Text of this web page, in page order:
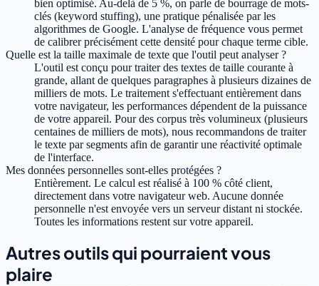
bien optimisé. Au-delà de 5 %, on parle de bourrage de mots-
clés (keyword stuffing), une pratique pénalisée par les
algorithmes de Google. L'analyse de fréquence vous permet
de calibrer précisément cette densité pour chaque terme cible.
Quelle est la taille maximale de texte que l'outil peut analyser ?
L'outil est conçu pour traiter des textes de taille courante à
grande, allant de quelques paragraphes à plusieurs dizaines de
milliers de mots. Le traitement s'effectuant entièrement dans
votre navigateur, les performances dépendent de la puissance
de votre appareil. Pour des corpus très volumineux (plusieurs
centaines de milliers de mots), nous recommandons de traiter
le texte par segments afin de garantir une réactivité optimale
de l'interface.
Mes données personnelles sont-elles protégées ?
Entièrement. Le calcul est réalisé à 100 % côté client,
directement dans votre navigateur web. Aucune donnée
personnelle n'est envoyée vers un serveur distant ni stockée.
Toutes les informations restent sur votre appareil.
Autres outils qui pourraient vous
plaire